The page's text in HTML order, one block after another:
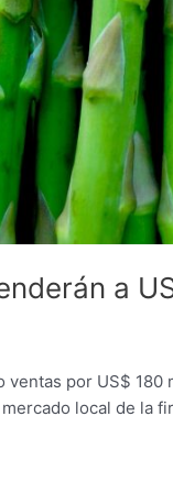
a
ventas por US$
local de la